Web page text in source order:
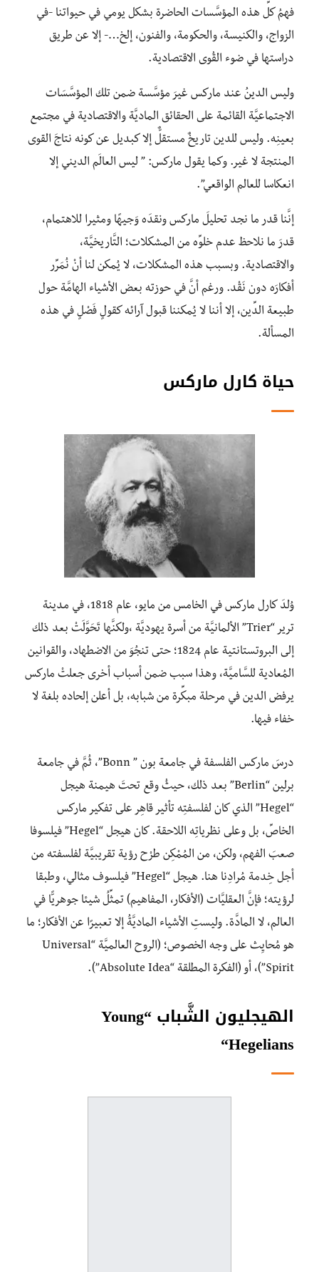
فهمُ كلِّ هذه المؤسَّسات الحاضرة بشكل يومي في حيواتنا -في
الزواج، والكنيسة، والحكومة، والفنون، إلخ…- إلا عن طريق
دراستها في ضوء القُوى الاقتصادية.
وليس الدينُ عند ماركس غيرَ مؤسَّسة ضمن تلك المؤسَّسَات
الاجتماعيَّة القائمة على الحقائق الماديَّة والاقتصادية في مجتمع
بعينِه. وليس للدين تاريخٌ مستقلٌّ إلا كبديل عن كونه نتاجَ القوى
المنتجة لا غير. وكما يقول ماركس: ” ليس العالَم الديني إلا
انعكاسا للعالم الواقعي”.
إنَّنا قدر ما نجد تحليلَ ماركس ونقدَه وَجيهًا ومثيرا للاهتمام،
قدرَ ما نلاحظ عدم خلوِّه من المشكلات؛ التَّاريخيَّة،
والاقتصادية. وبسبب هذه المشكلات، لا يُمكن لنا أنْ نُمَرِّر
أفكارَه دون نَقْد. ورغم أنَّ في حوزته بعض الأشياء الهامَّة حول
طبيعة الدِّين، إلا أننا لا يُمكننا قبول آرائه كقولٍ فَصْلٍ في هذه
المسألة.
حياة كارل ماركس
وُلِدَ كارل ماركس في الخامس من مايو، عام 1818، في مدينة
ترير “Trier” الألمانيَّة من أسرة يهوديَّة ،ولكنَّها تَحَوَّلَتْ بعد ذلك
إلى البروتستانتية عام 1824؛ حتى تنجُوَ من الاضطهاد، والقوانين
المُعادية للسَّاميَّة، وهذا سبب ضمن أسباب أخرى جعلتْ ماركس
يرفض الدين في مرحلة مبكِّرة من شبابه، بل أعلن إلحاده بلغة لا
خفاء فيها.
درسَ ماركس الفلسفة في جامعة بون ” Bonn”، ثُمَّ في جامعة
برلين “Berlin” بعد ذلك، حيثُ وقع تحتَ هيمنة هيجل
“Hegel” الذي كان لفلسفتِه تأثير قاهِر على تفكير ماركس
الخاصِّ، بل وعلى نظرياتِه اللاحقة. كان هيجل “Hegel” فيلسوفا
صعبَ الفهم، ولكن، من المُمْكِن طرْح رؤية تقريبيَّة لفلسفته من
أجل خِدمة مُرادِنا هنا. هيجل “Hegel” فيلسوف مثالي، وطبقا
لرؤيته؛ فإنَّ العقليَّات (الأفكار، المفاهيم) تمثِّلُ شيئا جوهريًّا في
العالم، لا المادَّة. وليستِ الأشياء الماديَّةُ إلا تعبيرًا عن الأفكار؛ ما
هو مُحايِث على وجه الخصوص؛ (الروح العالميَّة “Universal
Spirit”)، أو (الفكرة المطلقة “Absolute Idea”).
الهيجليون الشَّباب “Young
Hegelians
“